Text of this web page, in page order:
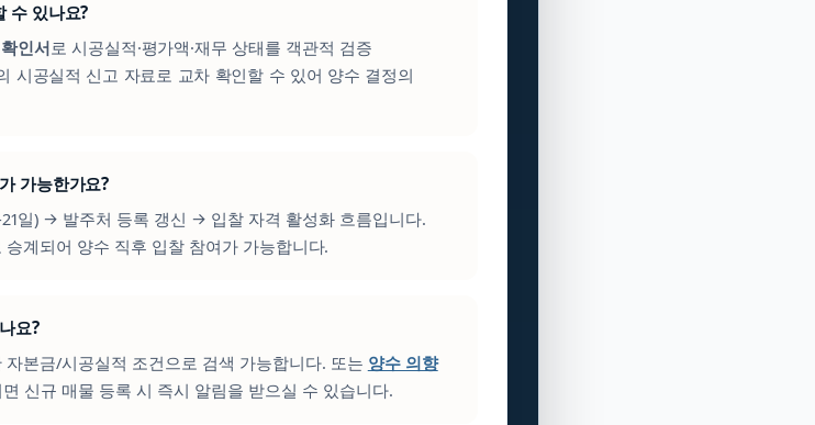
수 있나요?
인서로 시공실적·평가액·재무 상태를 객관적 검증
시공실적 신고 자료로 교차 확인할 수 있어 양수 결정의
가능한가요?
일) → 발주처 등록 갱신 → 입찰 자격 활성화 흐름입니다.
계되어 양수 직후 입찰 참여가 가능합니다.
요?
자본금/시공실적 조건으로 검색 가능합니다. 또는 양수 의향
신규 매물 등록 시 즉시 알림을 받으실 수 있습니다.